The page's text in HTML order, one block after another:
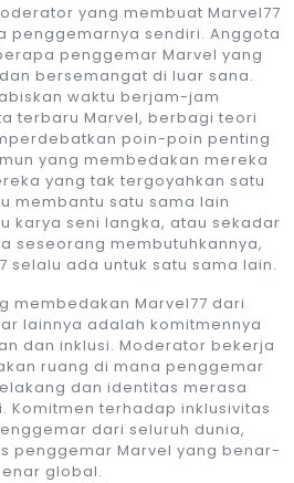
yang membuat Marvel77
penggemarnya sendiri. Anggota
penggemar Marvel yang
bersemangat di luar sana.
waktu berjam-jam
terbaru Marvel, berbagi teori
poin-poin penting
yang membedakan mereka
yang tak tergoyahkan satu
membantu satu sama lain
karya seni langka, atau sekadar
seseorang membutuhkannya,
selalu ada untuk satu sama lain.
membedakan Marvel77 dari
lainnya adalah komitmennya
dan inklusi. Moderator bekerja
ruang di mana penggemar
dan identitas merasa
Komitmen terhadap inklusivitas
dari seluruh dunia,
penggemar Marvel yang benar-
global.